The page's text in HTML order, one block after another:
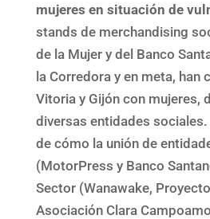
mujeres en situación de
stands de merchandising
de la Mujer y del Banco
la Corredora y en meta, han
Vitoria y Gijón con mujeres,
diversas entidades
de cómo la unión de
(MotorPress y Banco
Sector (Wanawake,
Asociación Clara